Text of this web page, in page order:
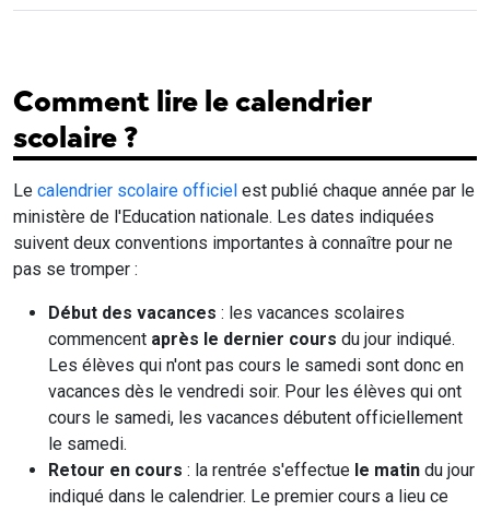
Comment lire le calendrier
scolaire ?
Le calendrier scolaire officiel est publié chaque année par le
ministère de l'Education nationale. Les dates indiquées
suivent deux conventions importantes à connaître pour ne
pas se tromper :
Début des vacances : les vacances scolaires
commencent après le dernier cours du jour indiqué.
Les élèves qui n'ont pas cours le samedi sont donc en
vacances dès le vendredi soir. Pour les élèves qui ont
cours le samedi, les vacances débutent officiellement
le samedi.
Retour en cours : la rentrée s'effectue le matin du jour
indiqué dans le calendrier. Le premier cours a lieu ce